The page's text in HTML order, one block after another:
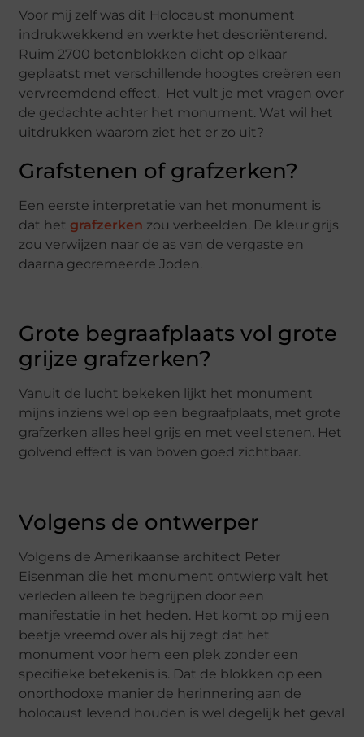
Voor mij zelf was dit Holocaust monument
indrukwekkend en werkte het desoriënterend.
Ruim 2700 betonblokken dicht op elkaar
geplaatst met verschillende hoogtes creëren een
vervreemdend effect. Het vult je met vragen over
de gedachte achter het monument. Wat wil het
uitdrukken waarom ziet het er zo uit?
Grafstenen of grafzerken?
Een eerste interpretatie van het monument is
dat hetgrafzerken zou verbeelden. De kleur grijs
zou verwijzen naar de as van de vergaste en
daarna gecremeerde Joden.
Grote begraafplaats vol grote
grijze grafzerken?
Vanuit de lucht bekeken lijkt het monument
mijns inziens wel op een begraafplaats, met grote
grafzerken alles heel grijs en met veel stenen. Het
golvend effect is van boven goed zichtbaar.
Volgens de ontwerper
Volgens de Amerikaanse architect Peter
Eisenman die het monument ontwierp valt het
verleden alleen te begrijpen door een
manifestatie in het heden. Het komt op mij een
beetje vreemd over als hij zegt dat het
monument voor hem een plek zonder een
specifieke betekenis is. Dat de blokken op een
onorthodoxe manier de herinnering aan de
holocaust levend houden is wel degelijk het geval